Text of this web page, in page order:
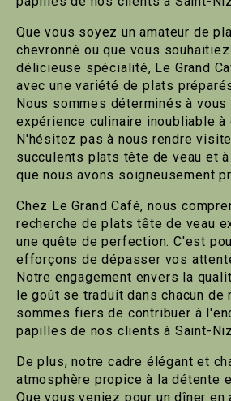
Que vous soyez un amateur de
chevronné ou que vous
délicieuse spécialité, Le Grand
avec une variété de plats
Nous sommes déterminés à
expérience culinaire inoubliable à
N'hésitez pas à nous rendre
succulents plats tête de veau et
que nous avons soigneusement
Chez Le Grand Café, nous
recherche de plats tête de veau
une quête de perfection. C'est
efforçons de dépasser vos
Notre engagement envers la
le goût se traduit dans chacun de
sommes fiers de contribuer à
papilles de nos clients à Saint-
De plus, notre cadre élégant et
atmosphère propice à la détente
Que vous veniez pour un dîner en